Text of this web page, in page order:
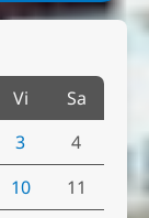
Vi
Sa
3
4
10
11